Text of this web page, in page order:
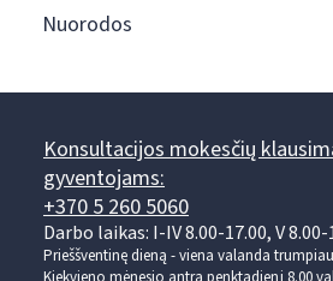
Nuorodos
Konsultacijos mokesčių
gyventojams:
+370 5 260 5060
Darbo laikas: I-IV 8.00-17.00, V 8.00-
Prieššventinę dieną - viena valanda